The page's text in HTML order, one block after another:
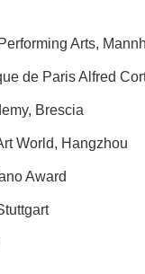
Arts,
de Paris Alfred
Brescia
World, Hangzhou
Award